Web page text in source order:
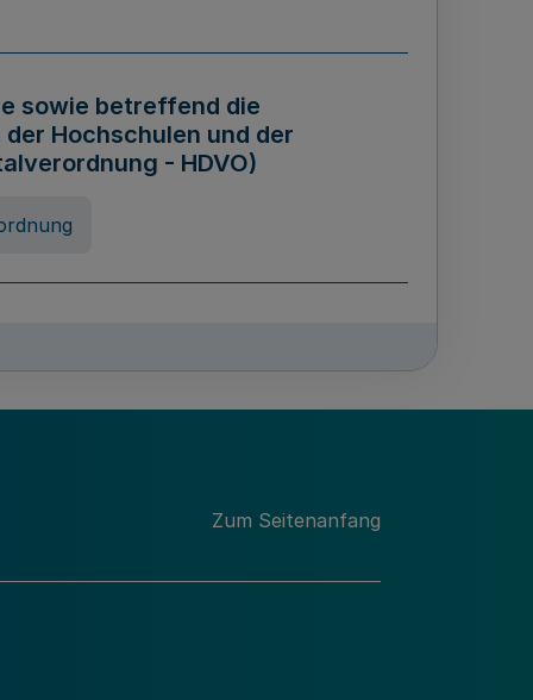
sowie betreffend die
Hochschulen und der
- HDVO)
des Landes Nordrhein-
Zum Seitenanfang